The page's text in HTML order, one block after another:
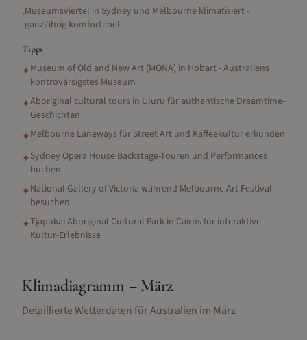
•Museumsviertel in Sydney und Melbourne klimatisiert -
ganzjährig komfortabel
Tipps
✦Museum of Old and New Art (MONA) in Hobart - Australiens
kontrovärsigstes Museum
✦Aboriginal cultural tours in Uluru für authentische Dreamtime-
Geschichten
✦Melbourne Laneways für Street Art und Kaffeekultur erkunden
✦Sydney Opera House Backstage-Touren und Performances
buchen
✦National Gallery of Victoria während Melbourne Art Festival
besuchen
✦Tjapukai Aboriginal Cultural Park in Cairns für interaktive
Kultur-Erlebnisse
Klimadiagramm – März
Detaillierte Wetterdaten fürAustralien im März